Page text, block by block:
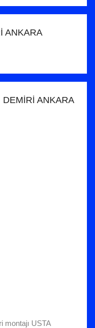
ANKARA
DEMİRİ ANKARA
montajı USTA